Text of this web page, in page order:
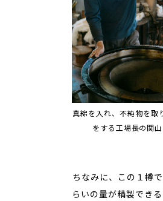
真綿を入れ、不純物を取
をする工場長の関
――ちなみに、この１樽
らいの量が精製でき